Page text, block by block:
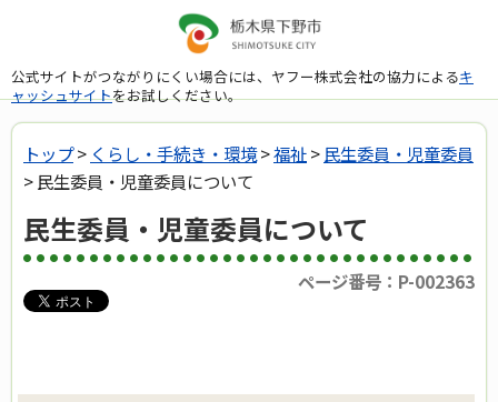
公式サイトがつながりにくい場合には、ヤフー株式会社の協力によるキ
ャッシュサイトをお試しください。
トップ> くらし・手続き・環境>福祉> 民生委員・児童委員
> 民生委員・児童委員について
民生委員・児童委員について
ページ番号：P-002363